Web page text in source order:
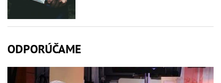
ODPORÚČAME